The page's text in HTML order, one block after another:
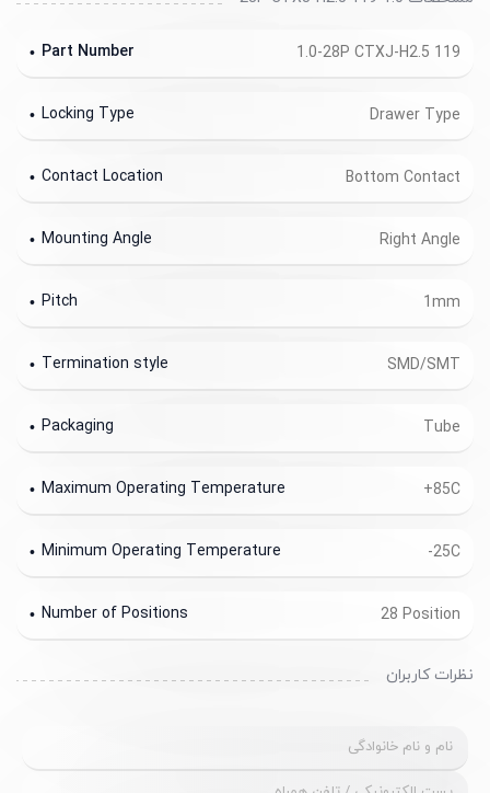
1.0-28P CTXJ-H2.5 119
Part Number
Drawer Type
Locking Type
Bottom Contact
Contact Location
Right Angle
Mounting Angle
1mm
Pitch
SMD/SMT
Termination style
Tube
Packaging
+85C
Maximum Operating Temperature
-25C
Minimum Operating Temperature
28 Position
Number of Positions
نظرات کاربران